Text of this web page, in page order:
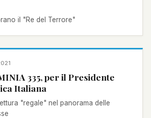
il "Re del Terrore"
335, per il Presidente
Italiana
"regale" nel panorama delle